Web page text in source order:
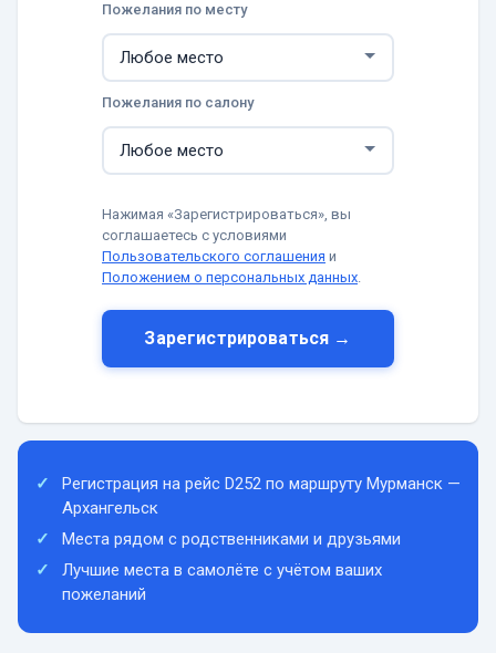
Пожелания по месту
Пожелания по салону
Нажимая «Зарегистрироваться», вы
соглашаетесь с условиями
Пользовательского соглашения и
Положением о персональных данных.
Зарегистрироваться →
Регистрация на рейс D252 по маршруту Мурманск —
Архангельск
Места рядом с родственниками и друзьями
Лучшие места в самолёте с учётом ваших
пожеланий